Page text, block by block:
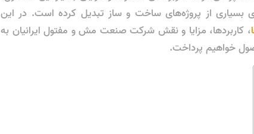
بسیاری از پروژه‌های ساخت و ساز تبدیل کرده است. در این
، کاربردها، مزایا و نقش شرکت صنعت مش و مفتول ایرانیان به
خواهیم پرداخت.